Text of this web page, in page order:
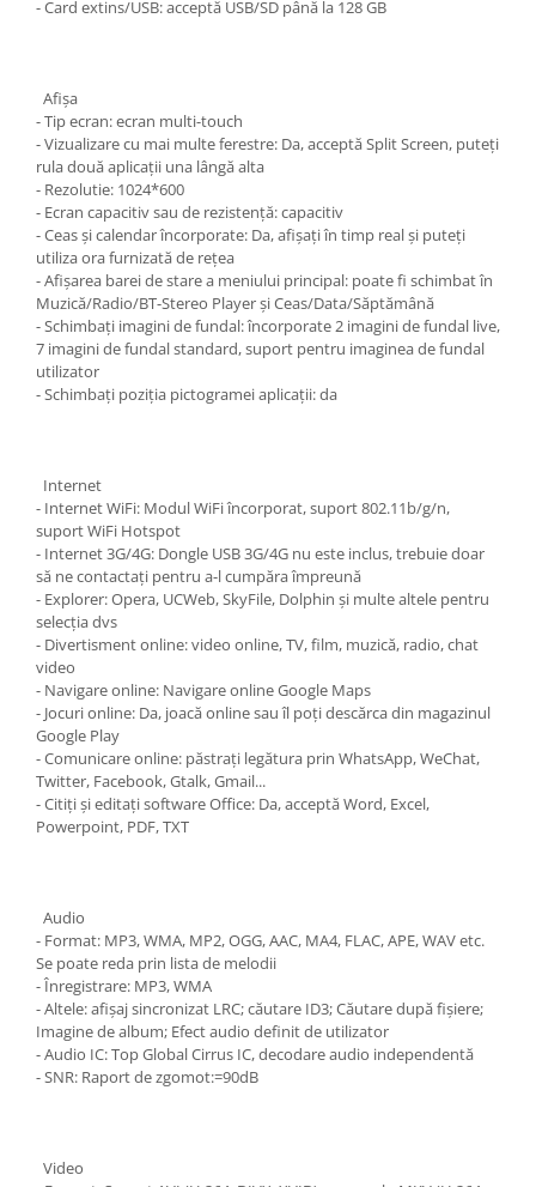
- Card extins/USB: acceptă USB/SD până la 128 GB
Afişa
- Tip ecran: ecran multi-touch
- Vizualizare cu mai multe ferestre: Da, acceptă Split Screen, puteți
rula două aplicații una lângă alta
- Rezolutie: 1024*600
- Ecran capacitiv sau de rezistență: capacitiv
- Ceas și calendar încorporate: Da, afișați în timp real și puteți
utiliza ora furnizată de rețea
- Afișarea barei de stare a meniului principal: poate fi schimbat în
Muzică/Radio/BT-Stereo Player și Ceas/Data/Săptămână
- Schimbați imagini de fundal: încorporate 2 imagini de fundal live,
7 imagini de fundal standard, suport pentru imaginea de fundal
utilizator
- Schimbați poziția pictogramei aplicații: da
Internet
- Internet WiFi: Modul WiFi încorporat, suport 802.11b/g/n,
suport WiFi Hotspot
- Internet 3G/4G: Dongle USB 3G/4G nu este inclus, trebuie doar
să ne contactați pentru a-l cumpăra împreună
- Explorer: Opera, UCWeb, SkyFile, Dolphin și multe altele pentru
selecția dvs
- Divertisment online: video online, TV, film, muzică, radio, chat
video
- Navigare online: Navigare online Google Maps
- Jocuri online: Da, joacă online sau îl poți descărca din magazinul
Google Play
- Comunicare online: păstrați legătura prin WhatsApp, WeChat,
Twitter, Facebook, Gtalk, Gmail...
- Citiți și editați software Office: Da, acceptă Word, Excel,
Powerpoint, PDF, TXT
Audio
- Format: MP3, WMA, MP2, OGG, AAC, MA4, FLAC, APE, WAV etc.
Se poate reda prin lista de melodii
- Înregistrare: MP3, WMA
- Altele: afișaj sincronizat LRC; căutare ID3; Căutare după fișiere;
Imagine de album; Efect audio definit de utilizator
- Audio IC: Top Global Cirrus IC, decodare audio independentă
- SNR: Raport de zgomot:=90dB
Video